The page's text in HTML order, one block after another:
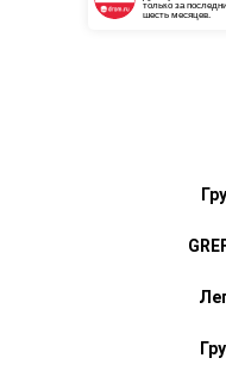
только за
шесть месяцев.